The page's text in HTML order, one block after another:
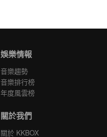
娛樂情報
音樂趨勢
音樂排行榜
年度風雲榜
關於我們
關於 KKBOX